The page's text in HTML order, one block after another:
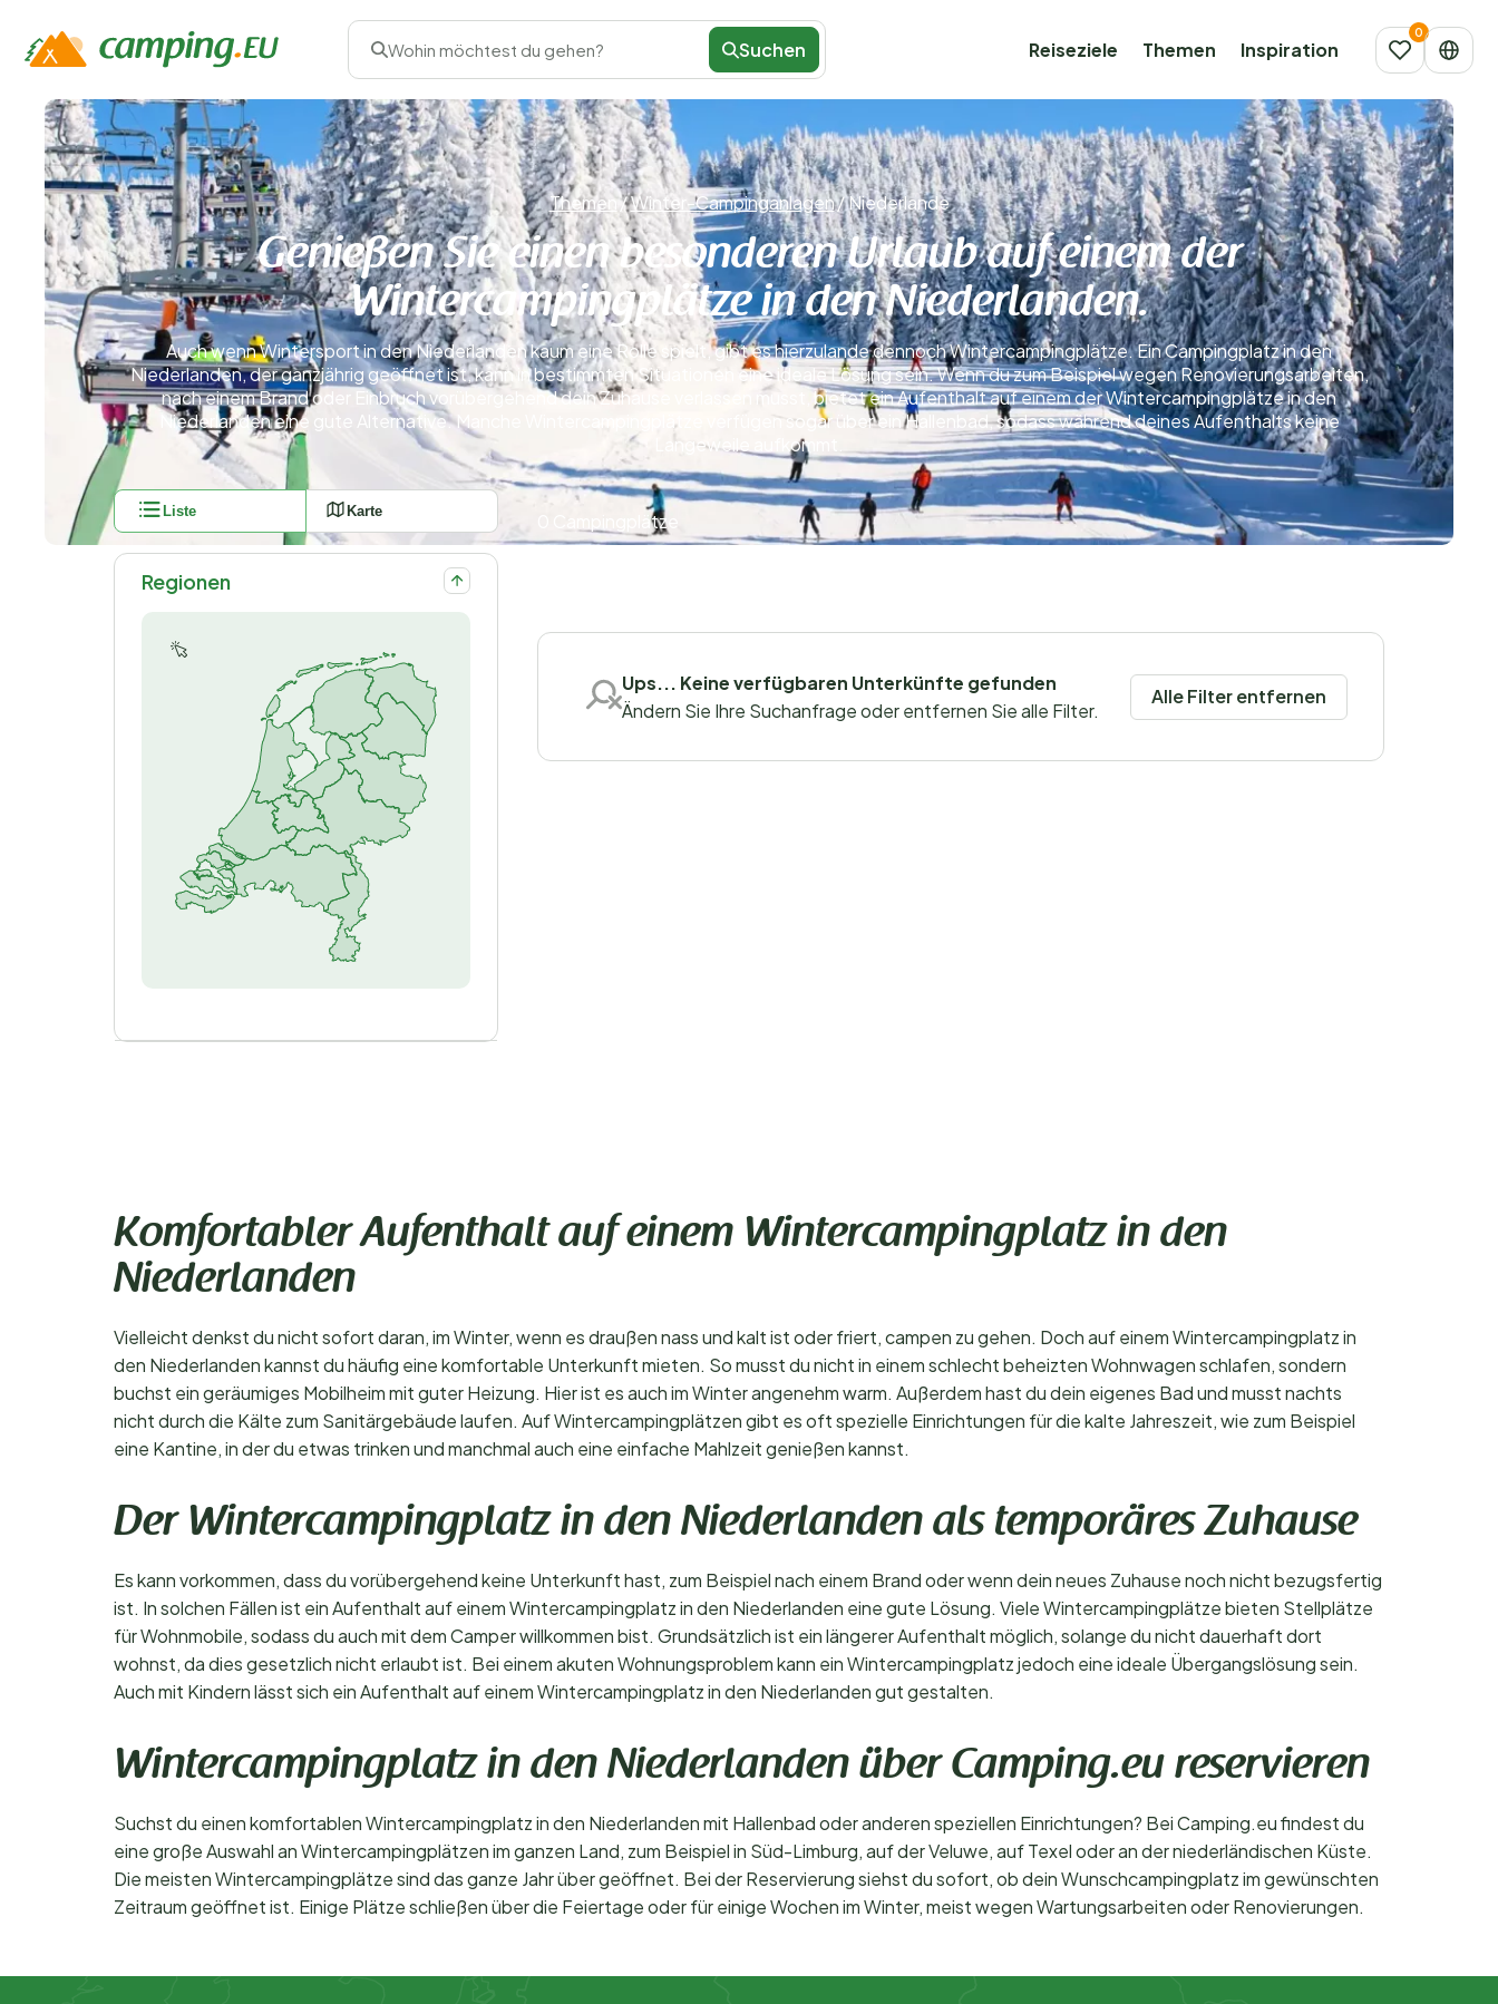
Wohin möchtest du gehen? Suchen Reiseziele Themen Inspiration
Themen/Winter-Campinganlagen/Niederlande
Genießen Sie einen besonderen Urlaub auf einem der
Wintercampingplätze in den Niederlanden.
Auch wenn Wintersport in den Niederlanden kaum eine Rolle spielt, gibt es hierzulande dennoch Wintercampingplätze. Ein Campingplatz in den
Niederlanden, der ganzjährig geöffnet ist, kann in bestimmten Situationen eine ideale Lösung sein. Wenn du zum Beispiel wegen Renovierungsarbeiten,
nach einem Brand oder Einbruch vorübergehend dein Zuhause verlassen musst, bietet ein Aufenthalt auf einem der Wintercampingplätze in den
Niederlanden eine gute Alternative. Manche Wintercampingplätze verfügen sogar über ein Hallenbad, sodass während deines Aufenthalts keine
Langeweile aufkommt.
Liste Karte
Regionen
0 Campingplätze
Ups... Keine verfügbaren Unterkünfte gefunden
Ändern Sie Ihre Suchanfrage oder entfernen Sie alle Filter.
Alle Filter entfernen
Komfortabler Aufenthalt auf einem Wintercampingplatz in den
Niederlanden
Vielleicht denkst du nicht sofort daran, im Winter, wenn es draußen nass und kalt ist oder friert, campen zu gehen. Doch auf einem Wintercampingplatz in
den Niederlanden kannst du häufig eine komfortable Unterkunft mieten. So musst du nicht in einem schlecht beheizten Wohnwagen schlafen, sondern
buchst ein geräumiges Mobilheim mit guter Heizung. Hier ist es auch im Winter angenehm warm. Außerdem hast du dein eigenes Bad und musst nachts
nicht durch die Kälte zum Sanitärgebäude laufen. Auf Wintercampingplätzen gibt es oft spezielle Einrichtungen für die kalte Jahreszeit, wie zum Beispiel
eine Kantine, in der du etwas trinken und manchmal auch eine einfache Mahlzeit genießen kannst.
Der Wintercampingplatz in den Niederlanden als temporäres Zuhause
Es kann vorkommen, dass du vorübergehend keine Unterkunft hast, zum Beispiel nach einem Brand oder wenn dein neues Zuhause noch nicht bezugsfertig
ist. In solchen Fällen ist ein Aufenthalt auf einem Wintercampingplatz in den Niederlanden eine gute Lösung. Viele Wintercampingplätze bieten Stellplätze
für Wohnmobile, sodass du auch mit dem Camper willkommen bist. Grundsätzlich ist ein längerer Aufenthalt möglich, solange du nicht dauerhaft dort
wohnst, da dies gesetzlich nicht erlaubt ist. Bei einem akuten Wohnungsproblem kann ein Wintercampingplatz jedoch eine ideale Übergangslösung sein.
Auch mit Kindern lässt sich ein Aufenthalt auf einem Wintercampingplatz in den Niederlanden gut gestalten.
Wintercampingplatz in den Niederlanden über Camping.eu reservieren
Suchst du einen komfortablen Wintercampingplatz in den Niederlanden mit Hallenbad oder anderen speziellen Einrichtungen? Bei Camping.eu findest du
eine große Auswahl an Wintercampingplätzen im ganzen Land, zum Beispiel in Süd-Limburg, auf der Veluwe, auf Texel oder an der niederländischen Küste.
Die meisten Wintercampingplätze sind das ganze Jahr über geöffnet. Bei der Reservierung siehst du sofort, ob dein Wunschcampingplatz im gewünschten
Zeitraum geöffnet ist. Einige Plätze schließen über die Feiertage oder für einige Wochen im Winter, meist wegen Wartungsarbeiten oder Renovierungen.